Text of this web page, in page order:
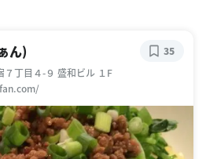
ん)
７丁目４-９ 盛和ビル １F
35